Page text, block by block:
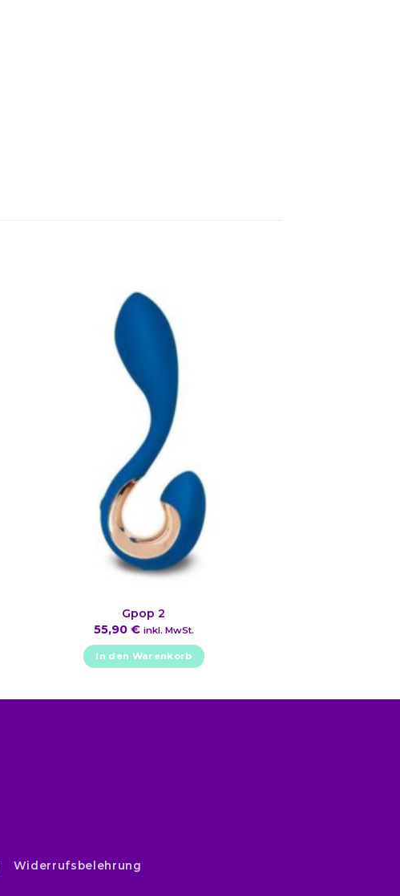
Gpop 2
55,90 € inkl. MwSt.
In den Warenkorb
Widerrufsbelehrung